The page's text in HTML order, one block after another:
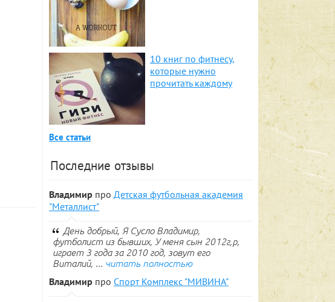
10 книг по фитнесу,
которые нужно
прочитать каждому
Все статьи
Последние отзывы
Владимир про Детская футбольная академия
"Металлист"
День добрый, Я Сусло Владимир,
футболист из бывших, У меня сын 2012г,р,
играет 3 года за 2010 год, зовут его
Виталий, ... читать полностью
Владимир про Спорт Комплекс "МИВИНА"